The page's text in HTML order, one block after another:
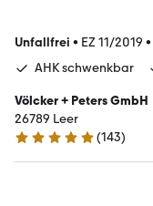
Unfallfrei • EZ 11/2019 •
AHK schwenkbar
Völcker + Peters GmbH
26789 Leer
4.9 Sterne
(143)